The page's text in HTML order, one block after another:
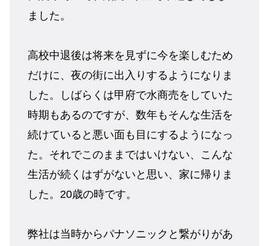
ました。
高校中退後は将来を見ずに今を楽しむため
だけに、夜の街に出入りするようになりま
した。しばらくは甲府で水商売をしていた
時期もあるのですが、数年もそんな生活を
続けていると悪い面も目にするようになっ
た。それでこのままではいけない、こんな
生活が続くはずがないと思い、家に帰りま
した。20歳の時です。
弊社は当時からパナソニックと繋がりがあ